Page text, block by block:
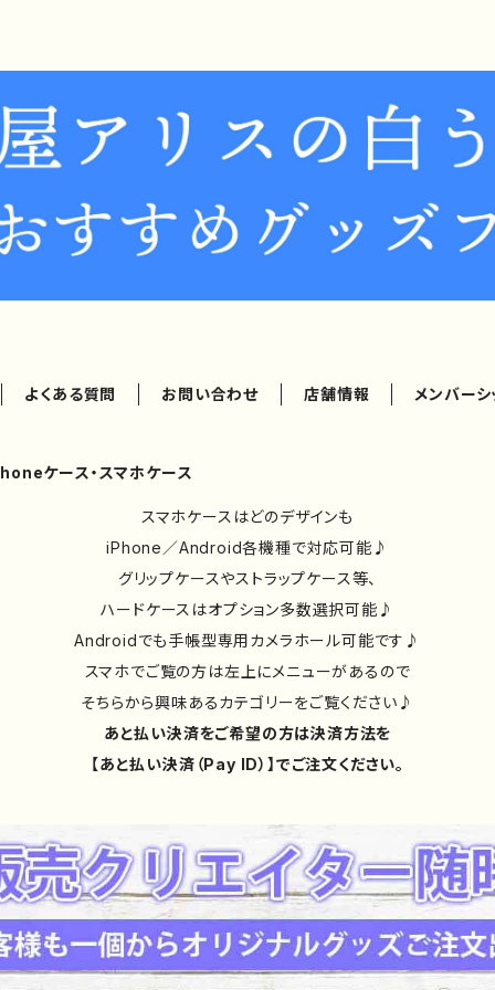
よくある質問 お問い合わせ 店舗情報 メンバーシ
ケース・スマホケース
スマホケースはどのデザインも
iPhone／Android各機種で対応可能♪
グリップケースやストラップケース等、
ハードケースはオプション多数選択可能♪
Androidでも手帳型専用カメラホール可能です♪
スマホでご覧の方は左上にメニューがあるので
そちらから興味あるカテゴリーをご覧ください♪
あと払い決済をご希望の方は決済方法を
【あと払い決済（Pay ID）】でご注文ください。